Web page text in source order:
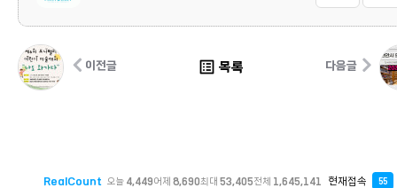
이전글 list_alt 목록 다음글
RealCount 오늘 4,449어제 8,690최대 53,405전체 1,645,141 현재접속 55